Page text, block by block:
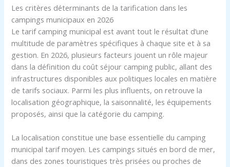
Les critères déterminants de la tarification dans les
campings municipaux en 2026
Le tarif camping municipal est avant tout le résultat d’une
multitude de paramètres spécifiques à chaque site et à sa
gestion. En 2026, plusieurs facteurs jouent un rôle majeur
dans la définition du coût séjour camping public, allant des
infrastructures disponibles aux politiques locales en matière
de tarifs sociaux. Parmi les plus influents, on retrouve la
localisation géographique, la saisonnalité, les équipements
proposés, ainsi que la catégorie du camping.
La localisation constitue une base essentielle du camping
municipal tarif moyen. Les campings situés en bord de mer,
dans des zones touristiques très prisées ou proches de